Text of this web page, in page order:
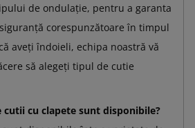
de ondulație, pentru a garanta
corespunzătoare în timpul
aveți îndoieli, echipa noastră vă
să alegeți tipul de cutie
cutii cu clapete sunt disponibile?